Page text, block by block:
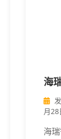
海
月28
海